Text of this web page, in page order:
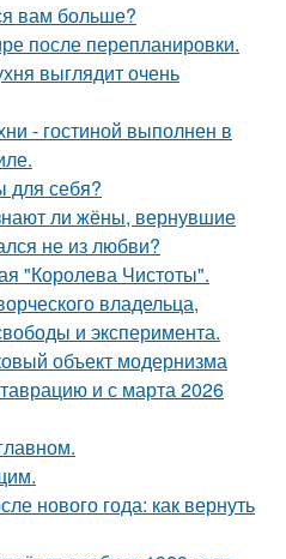
вам больше?
после перепланировки.
выглядит очень
- гостиной выполнен в
для себя?
ли жёны, вернувшие
не из любви?
"Королева Чистоты".
владельца,
и эксперимента.
объект модернизма
и с марта 2026
нового года: как вернуть